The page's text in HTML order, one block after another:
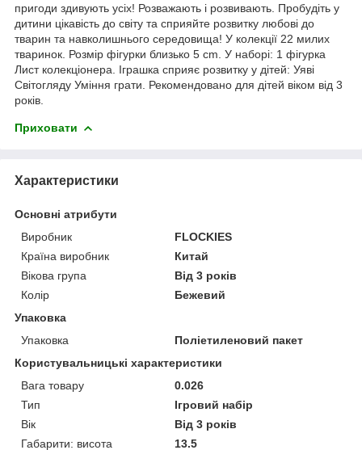
пригоди здивують усіх! Розважають і розвивають. Пробудіть у
дитини цікавість до світу та сприяйте розвитку любові до
тварин та навколишнього середовища! У колекції 22 милих
тваринок. Розмір фігурки близько 5 сm. У наборі: 1 фігурка
Лист колекціонера. Іграшка сприяє розвитку у дітей: Уяві
Світогляду Уміння грати. Рекомендовано для дітей віком від 3
років.
Приховати
Характеристики
Основні атрибути
Виробник
FLOCKIES
Країна виробник
Китай
Вікова група
Від 3 років
Колір
Бежевий
Упаковка
Упаковка
Поліетиленовий пакет
Користувальницькі характеристики
Вага товару
0.026
Тип
Ігровий набір
Вік
Від 3 років
Габарити: висота
13.5